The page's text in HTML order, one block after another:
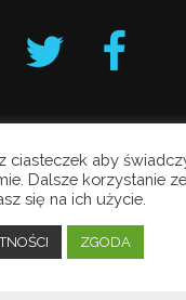
Alarm
All Rights
prywatności
ciasteczek aby
Dalsze korzystanie
się na ich użycie.
ZGODA